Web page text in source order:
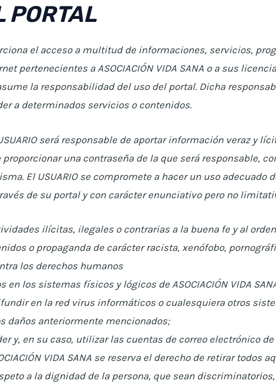
PORTAL
el acceso a multitud de informaciones, servicios,
pertenecientes a ASOCIACIÓN VIDA SANA o a sus
asume la responsabilidad del uso del portal. Dicha
a determinados servicios o contenidos.
será responsable de aportar información veraz y
proporcionar una contraseña de la que será responsable,
El USUARIO se compromete a hacer un uso adecuado
de su portal y con carácter enunciativo pero no
ilícitas, ilegales o contrarias a la buena fe y al
o propaganda de carácter racista, xenófobo,
los derechos humanos
en los sistemas físicos y lógicos de ASOCIACIÓN VIDA
en la red virus informáticos o cualesquiera otros
daños anteriormente mencionados;
y, en su caso, utilizar las cuentas de correo electrónico
VIDA SANA se reserva el derecho de retirar todos
a la dignidad de la persona, que sean